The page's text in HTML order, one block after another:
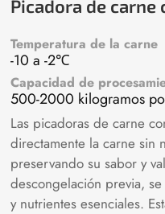
Picadora de carne
Temperatura de la carne
-10 a -2℃
Capacidad de
500-2000 kilogramos
Las picadoras de carne
directamente la carne sin
preservando su sabor y
descongelación previa,
y nutrientes esenciales.